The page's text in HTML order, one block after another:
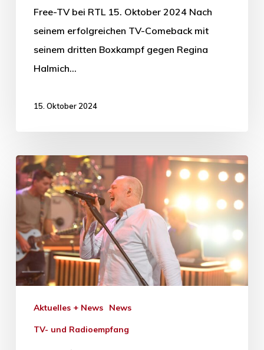
Free-TV bei RTL 15. Oktober 2024 Nach
seinem erfolgreichen TV-Comeback mit
seinem dritten Boxkampf gegen Regina
Halmich…
15. Oktober 2024
Aktuelles + News News
TV- und Radioempfang